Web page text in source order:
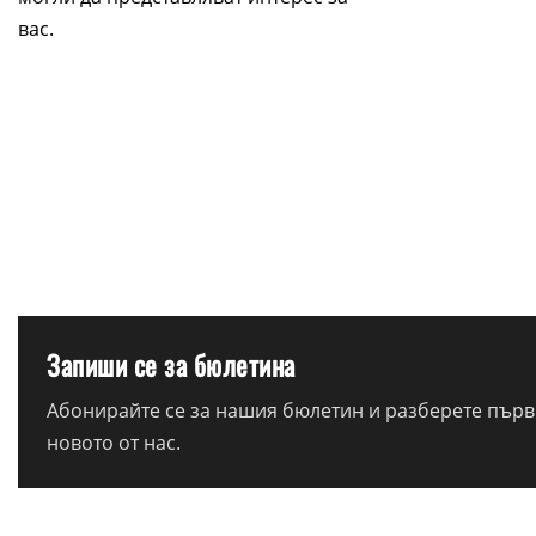
вас.
Запиши се за бюлетина
Абонирайте се за нашия бюлетин и разберете
новото от нас.